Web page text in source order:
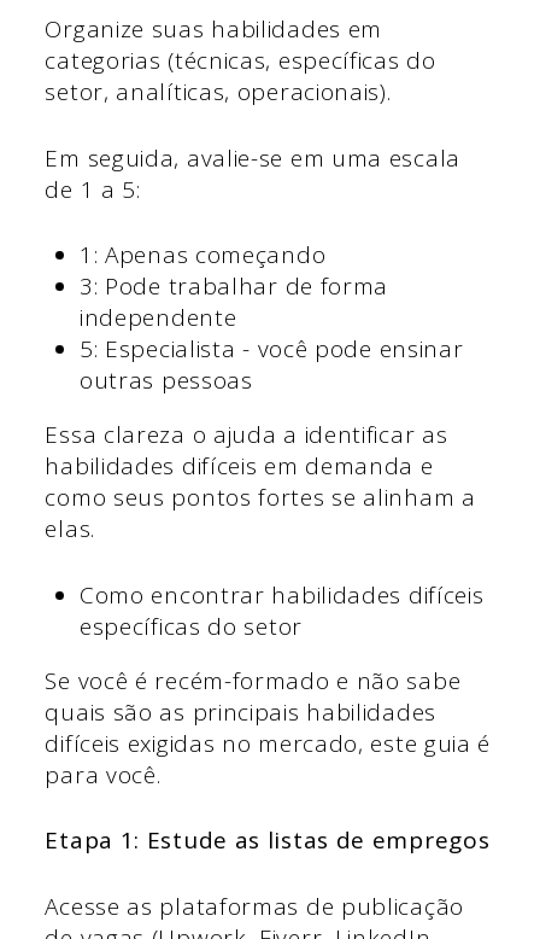
Organize suas habilidades em
categorias (técnicas, específicas do
setor, analíticas, operacionais).
Em seguida, avalie-se em uma escala
de 1 a 5:
1: Apenas começando
3: Pode trabalhar de forma
independente
5: Especialista - você pode ensinar
outras pessoas
Essa clareza o ajuda a identificar as
habilidades difíceis em demanda e
como seus pontos fortes se alinham a
elas.
Como encontrar habilidades difíceis
específicas do setor
Se você é recém-formado e não sabe
quais são as principais habilidades
difíceis exigidas no mercado, este guia é
para você.
Etapa 1: Estude as listas de empregos
Acesse as plataformas de publicação